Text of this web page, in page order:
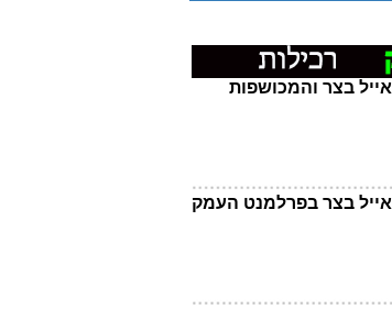
אייל בצר והמכושפות
אייל בצר בפרלמנט העמק